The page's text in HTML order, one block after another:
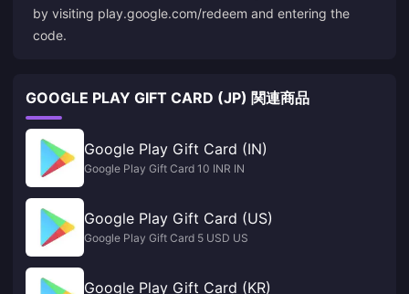
by visiting play.google.com/redeem and entering the
code.
GOOGLE PLAY GIFT CARD (JP) 関連商品
Google Play Gift Card (IN)
Google Play Gift Card 10 INR IN
Google Play Gift Card (US)
Google Play Gift Card 5 USD US
Google Play Gift Card (KR)